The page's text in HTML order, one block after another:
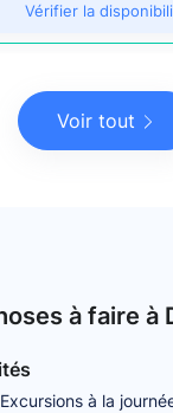
Vérifier la
Voir tout
à faire à
Excursions à la